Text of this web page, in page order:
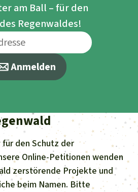
am Ball – für den
Regenwaldes!
Anmelden
den Schutz der
Online-Petitionen wenden
zerstörende Projekte und
beim Namen. Bitte